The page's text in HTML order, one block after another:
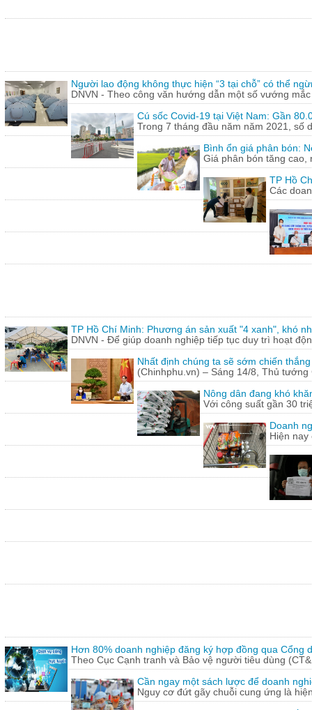
Người lao động không thực hiện “3 tại chỗ” có thể
DNVN - Theo công văn hướng dẫn một số vướng
Cú sốc Covid-19 tại Việt Nam: Gần
Trong 7 tháng đầu năm năm 2021, số
Bình ổn giá phân bón:
Giá phân bón tăng
TP Hồ
Các
TP Hồ Chí Minh: Phương án sản xuất "4 xanh", khó
DNVN - Để giúp doanh nghiệp tiếp tục duy trì hoạt
Nhất định chúng ta sẽ sớm chiến
(Chinhphu.vn) – Sáng 14/8, Thủ
Nông dân đang khó
Với công suất gần 30
Doanh
Hiện
Hơn 80% doanh nghiệp đăng ký hợp đồng qua Cổng
Theo Cục Cạnh tranh và Bảo vệ người tiêu dùng
Cần ngay một sách lược để doanh
Nguy cơ đứt gãy chuỗi cung ứng là